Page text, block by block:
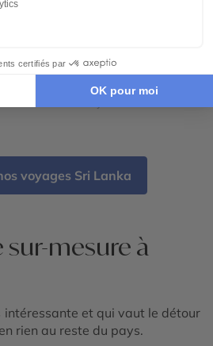
de5480 €/pers
- Negombo - Galle - Dambulla
voyages Sri Lanka
sur-mesure à
intéressante et qui vaut le détour
rien au reste du pays.